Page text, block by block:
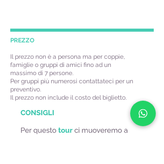
PREZZO
Il prezzo non è a persona ma per coppie,
famiglie o gruppi di amici fino ad un
massimo di 7 persone.
Per gruppi più numerosi contattateci per un
preventivo.
Il prezzo non include il costo del biglietto.